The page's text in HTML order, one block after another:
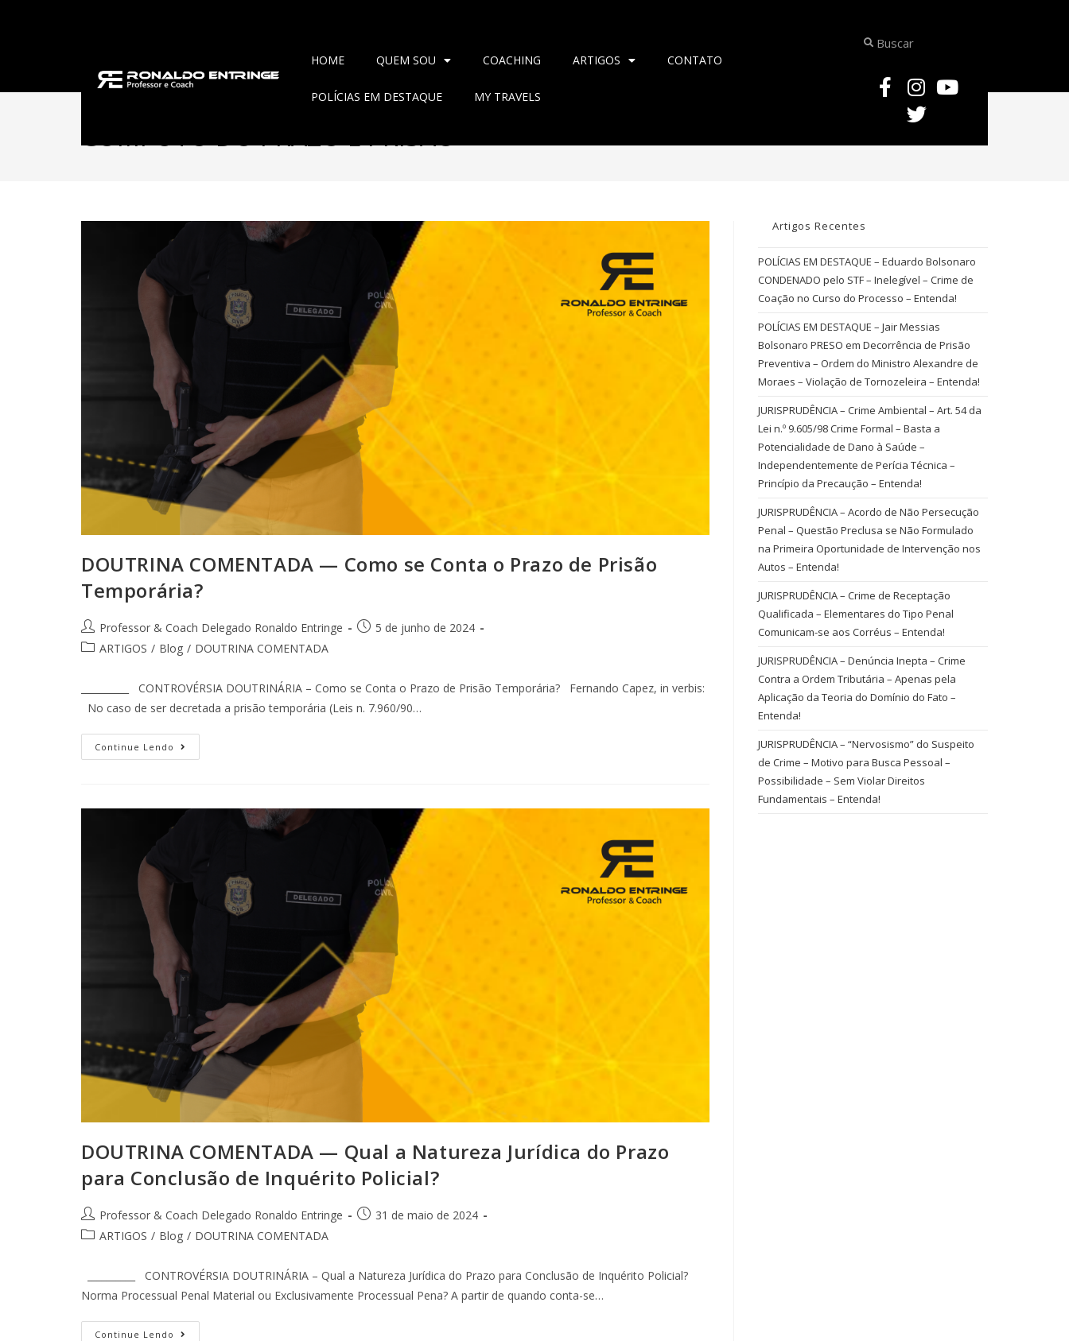
HOME QUEM SOU COACHING ARTIGOS CONTATO
POLÍCIAS EM DESTAQUE MY TRAVELS
COMPUTO DO PRAZO E PRISÃO
DOUTRINA COMENTADA — Como se Conta o Prazo de Prisão
Temporária?
Professor & Coach Delegado Ronaldo Entringe
5 de junho de 2024
ARTIGOS / Blog / DOUTRINA COMENTADA
__________ CONTROVÉRSIA DOUTRINÁRIA – Como se Conta o Prazo de Prisão Temporária? Fernando Capez, in verbis:
No caso de ser decretada a prisão temporária (Leis n. 7.960/90…
Continue Lendo
DOUTRINA COMENTADA — Qual a Natureza Jurídica do Prazo
para Conclusão de Inquérito Policial?
Professor & Coach Delegado Ronaldo Entringe
31 de maio de 2024
ARTIGOS / Blog / DOUTRINA COMENTADA
__________ CONTROVÉRSIA DOUTRINÁRIA – Qual a Natureza Jurídica do Prazo para Conclusão de Inquérito Policial?
Norma Processual Penal Material ou Exclusivamente Processual Pena? A partir de quando conta-se…
Continue Lendo
Artigos Recentes
POLÍCIAS EM DESTAQUE – Eduardo Bolsonaro
CONDENADO pelo STF – Inelegível – Crime de
Coação no Curso do Processo – Entenda!
POLÍCIAS EM DESTAQUE – Jair Messias
Bolsonaro PRESO em Decorrência de Prisão
Preventiva – Ordem do Ministro Alexandre de
Moraes – Violação de Tornozeleira – Entenda!
JURISPRUDÊNCIA – Crime Ambiental – Art. 54 da
Lei n.º 9.605/98 Crime Formal – Basta a
Potencialidade de Dano à Saúde –
Independentemente de Perícia Técnica –
Princípio da Precaução – Entenda!
JURISPRUDÊNCIA – Acordo de Não Persecução
Penal – Questão Preclusa se Não Formulado
na Primeira Oportunidade de Intervenção nos
Autos – Entenda!
JURISPRUDÊNCIA – Crime de Receptação
Qualificada – Elementares do Tipo Penal
Comunicam-se aos Corréus – Entenda!
JURISPRUDÊNCIA – Denúncia Inepta – Crime
Contra a Ordem Tributária – Apenas pela
Aplicação da Teoria do Domínio do Fato –
Entenda!
JURISPRUDÊNCIA – “Nervosismo” do Suspeito
de Crime – Motivo para Busca Pessoal –
Possibilidade – Sem Violar Direitos
Fundamentais – Entenda!